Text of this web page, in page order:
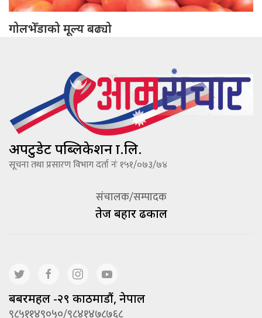
गोलभेँडाको मूल्य बढ्यो
अपटुडेट पब्लिकेशन प्रा.लि.
सूचना तथा प्रसारण विभाग दर्ता नंः १५१/०७३/७४
संचालक/सम्पादक
तेज बहादूर ढकाल
बबरमहल -२९ काठमाडौं, नेपाल
९८५११४९०५०/९८४१४७८७६८